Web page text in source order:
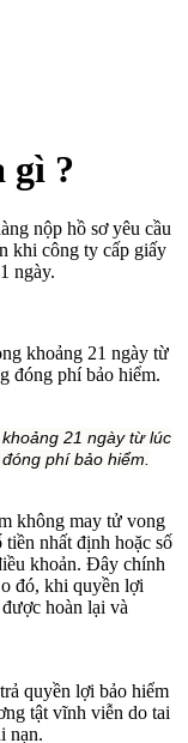
gì ?
nộp hồ sơ yêu cầu
khi công ty cấp giấy
ngày.
21 ngày từ lúc
phí bảo hiểm.
không may tử vong
nhất định hoặc số
khoản. Đây chính
đó, khi quyền lợi
hoàn lại và
quyền lợi bảo hiểm
tật vĩnh viễn do tai
nạn.